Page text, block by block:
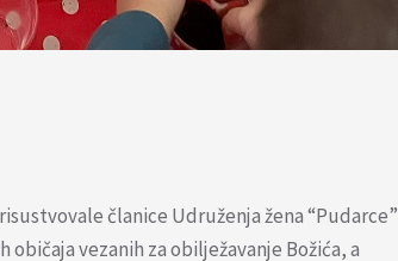
članice Udruženja žena “Pudarce”
vezanih za obilježavanje Božića, a